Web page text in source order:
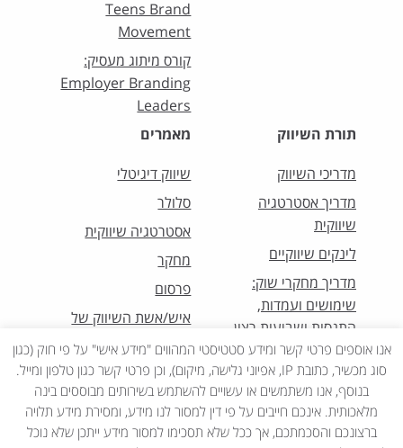
Teens Brand
Movement
קורס מיתוג מעסיק:
Employer Branding
Leaders
תורת השיווק
מדריכי השיווק
מדריך אסטרטגיה
שיווקית
לינקים שיווקיים
מדריך מחקרי שוק:
שימושים ועמדות,
התנסות ושביעות רצון
מאמרים
שיווק דיגיטלי
סלולר
אסטרטגיה שיווקית
מחקר
פרסום
איש/אשת השיווק של
החודש
אנו אוספים פרטי קשר ומידע סטטיסטי המהווים "מידע אישי" על פי חוק (כגון
סוג מכשיר, כתובת IP, אפיוני גלישה, מיקום), וכן פרטי קשר כגון טלפון ומייל.
בנוסף, אנו משתמשים או עשויים להשתמש בשירותים מבוססים בינה
מלאכותית. אינכם חייבים על פי דין למסור לנו מידע, ומסירת מידע תלויה
ברצונכם והסכמתכם, אך ככל שלא תסכימו למסור מידע ייתכן שלא נוכל